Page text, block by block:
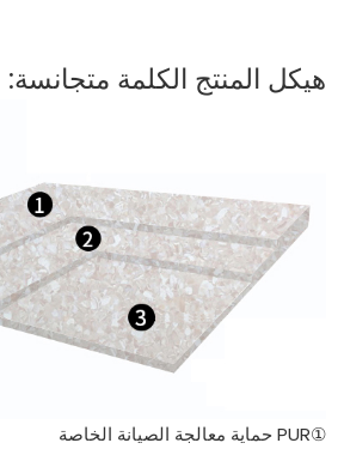
هيكل المنتج الكلمة متجانسة:
①PUR حماية معالجة الصيانة الخاصة